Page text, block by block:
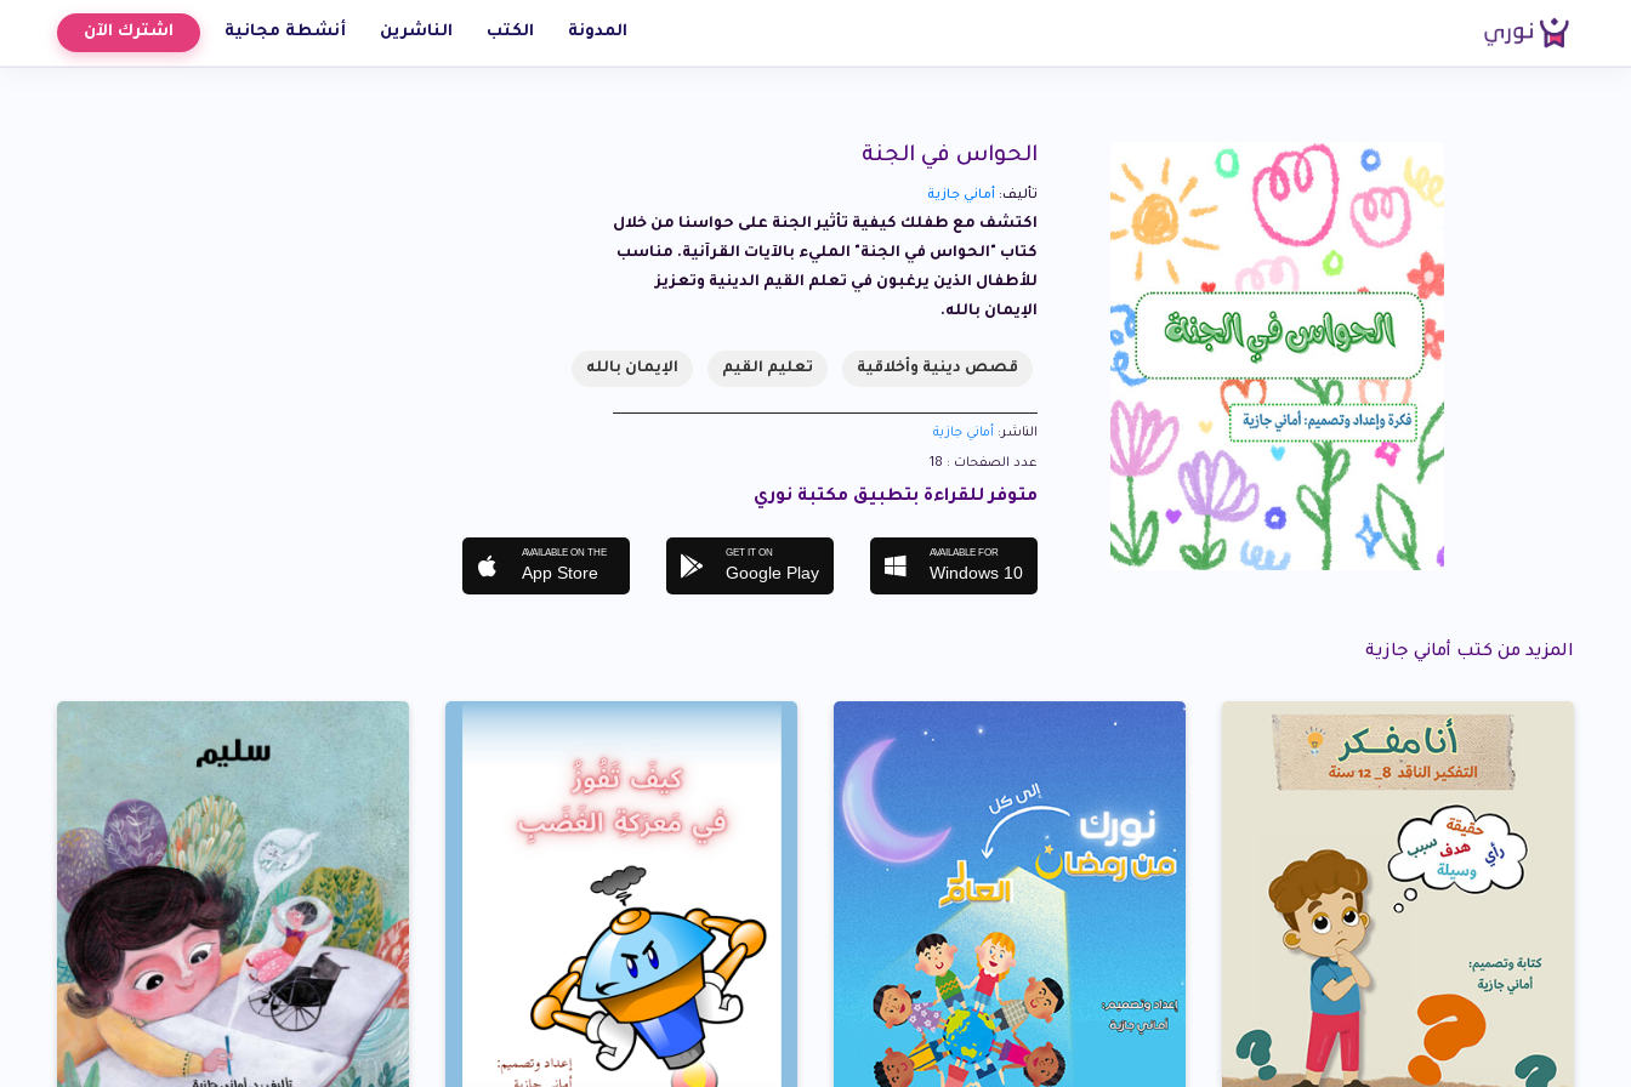
المدونة الكتب الناشرين أنشطة مجانية اشترك الآن
الحواس في الجنة
تأليف: أماني جازية
اكتشف مع طفلك كيفية تأثير الجنة على حواسنا من خلال
كتاب "الحواس في الجنة" المليء بالآيات القرآنية. مناسب
للأطفال الذين يرغبون في تعلم القيم الدينية وتعزيز
الإيمان بالله.
قصص دينية وأخلاقية تعليم القيم الإيمان بالله
الناشر: أماني جازية
عدد الصفحات : 18
متوفر للقراءة بتطبيق مكتبة نوري
AVAILABLE ON THE
App Store
GET IT ON
Google Play
AVAILABLE FOR
Windows 10
المزيد من كتب أماني جازية